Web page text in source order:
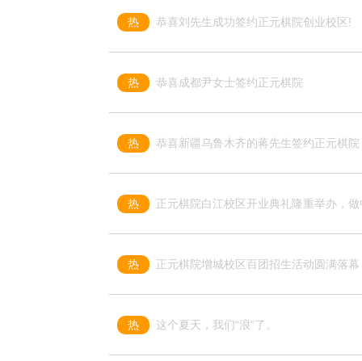
热 恭喜刘先生成功签约正元棋院创业校区!
热 恭喜成都尹女士签约正元棋院
热 恭喜新疆乌鲁木齐的蒋先生签约正元棋院
热 正元棋院白江校区开业典礼隆重举办，
热 正元棋院增城校区百团招生活动圆满落幕
热 这个夏天，我们“浪”了。